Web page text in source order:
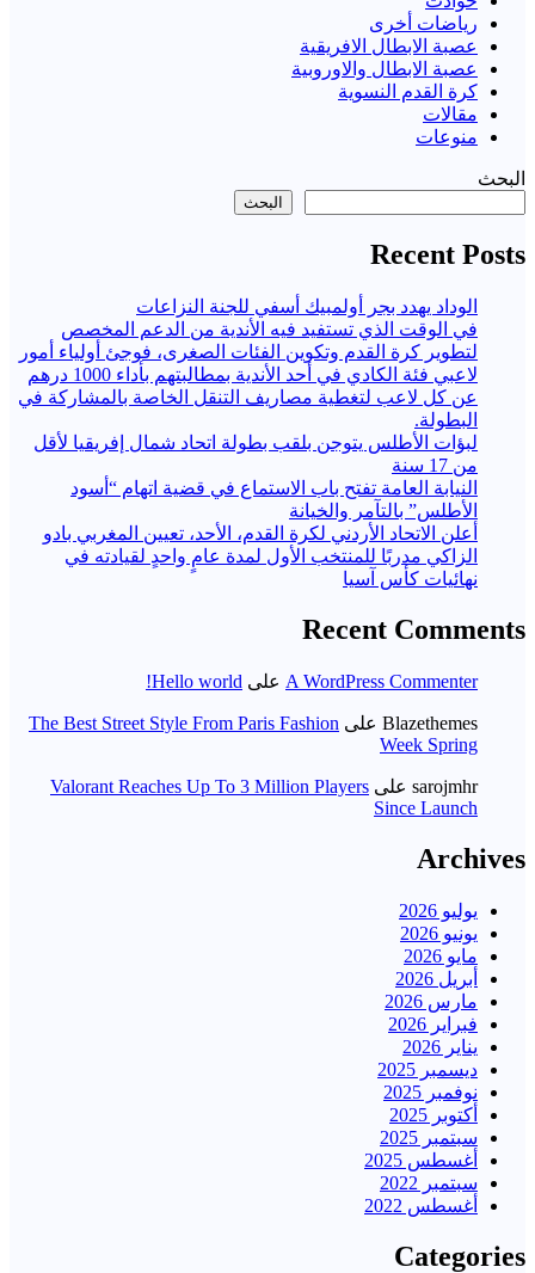
رياضات أخرى
عصبة الابطال الافريقية
عصبة الابطال والاوروبية
كرة القدم النسوية
مقالات
منوعات
البحث
البحث
Recent Posts
الوداد يهدد بجر أولمبيك أسفي للجنة النزاعات
في الوقت الذي تستفيد فيه الأندية من الدعم المخصص
لتطوير كرة القدم وتكوين الفئات الصغرى، فوجئ أولياء أمور
لاعبي فئة الكادي في أحد الأندية بمطالبتهم بأداء 1000 درهم
عن كل لاعب لتغطية مصاريف التنقل الخاصة بالمشاركة في
البطولة.
لبؤات الأطلس يتوجن بلقب بطولة اتحاد شمال إفريقيا لأقل
من 17 سنة
النيابة العامة تفتح باب الاستماع في قضية اتهام “أسود
الأطلس” بالتآمر والخيانة
أعلن الاتحاد الأردني لكرة القدم، الأحد، تعيين المغربي بادو
الزاكي مدربًا للمنتخب الأول لمدة عامٍ واحدٍ لقيادته ​في
نهائيات كأس آسيا
Recent Comments
A WordPress Commenter على Hello world!
Blazethemes على The Best Street Style From Paris Fashion
Week Spring
sarojmhr على Valorant Reaches Up To 3 Million Players
Since Launch
Archives
يوليو 2026
يونيو 2026
مايو 2026
أبريل 2026
مارس 2026
فبراير 2026
يناير 2026
ديسمبر 2025
نوفمبر 2025
أكتوبر 2025
سبتمبر 2025
أغسطس 2025
سبتمبر 2022
أغسطس 2022
Categories